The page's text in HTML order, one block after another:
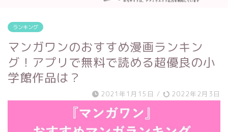
ランキング
マンガワンのおすすめ漫画ランキン
グ！アプリで無料で読める超優良の小
学館作品は？
2021年1月15日 / 2022年2月3日